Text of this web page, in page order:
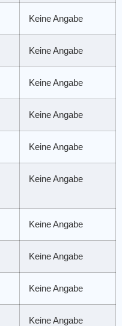
Keine Angabe
Keine Angabe
Keine Angabe
Keine Angabe
Keine Angabe
Keine Angabe
Keine Angabe
Keine Angabe
Keine Angabe
Keine Angabe